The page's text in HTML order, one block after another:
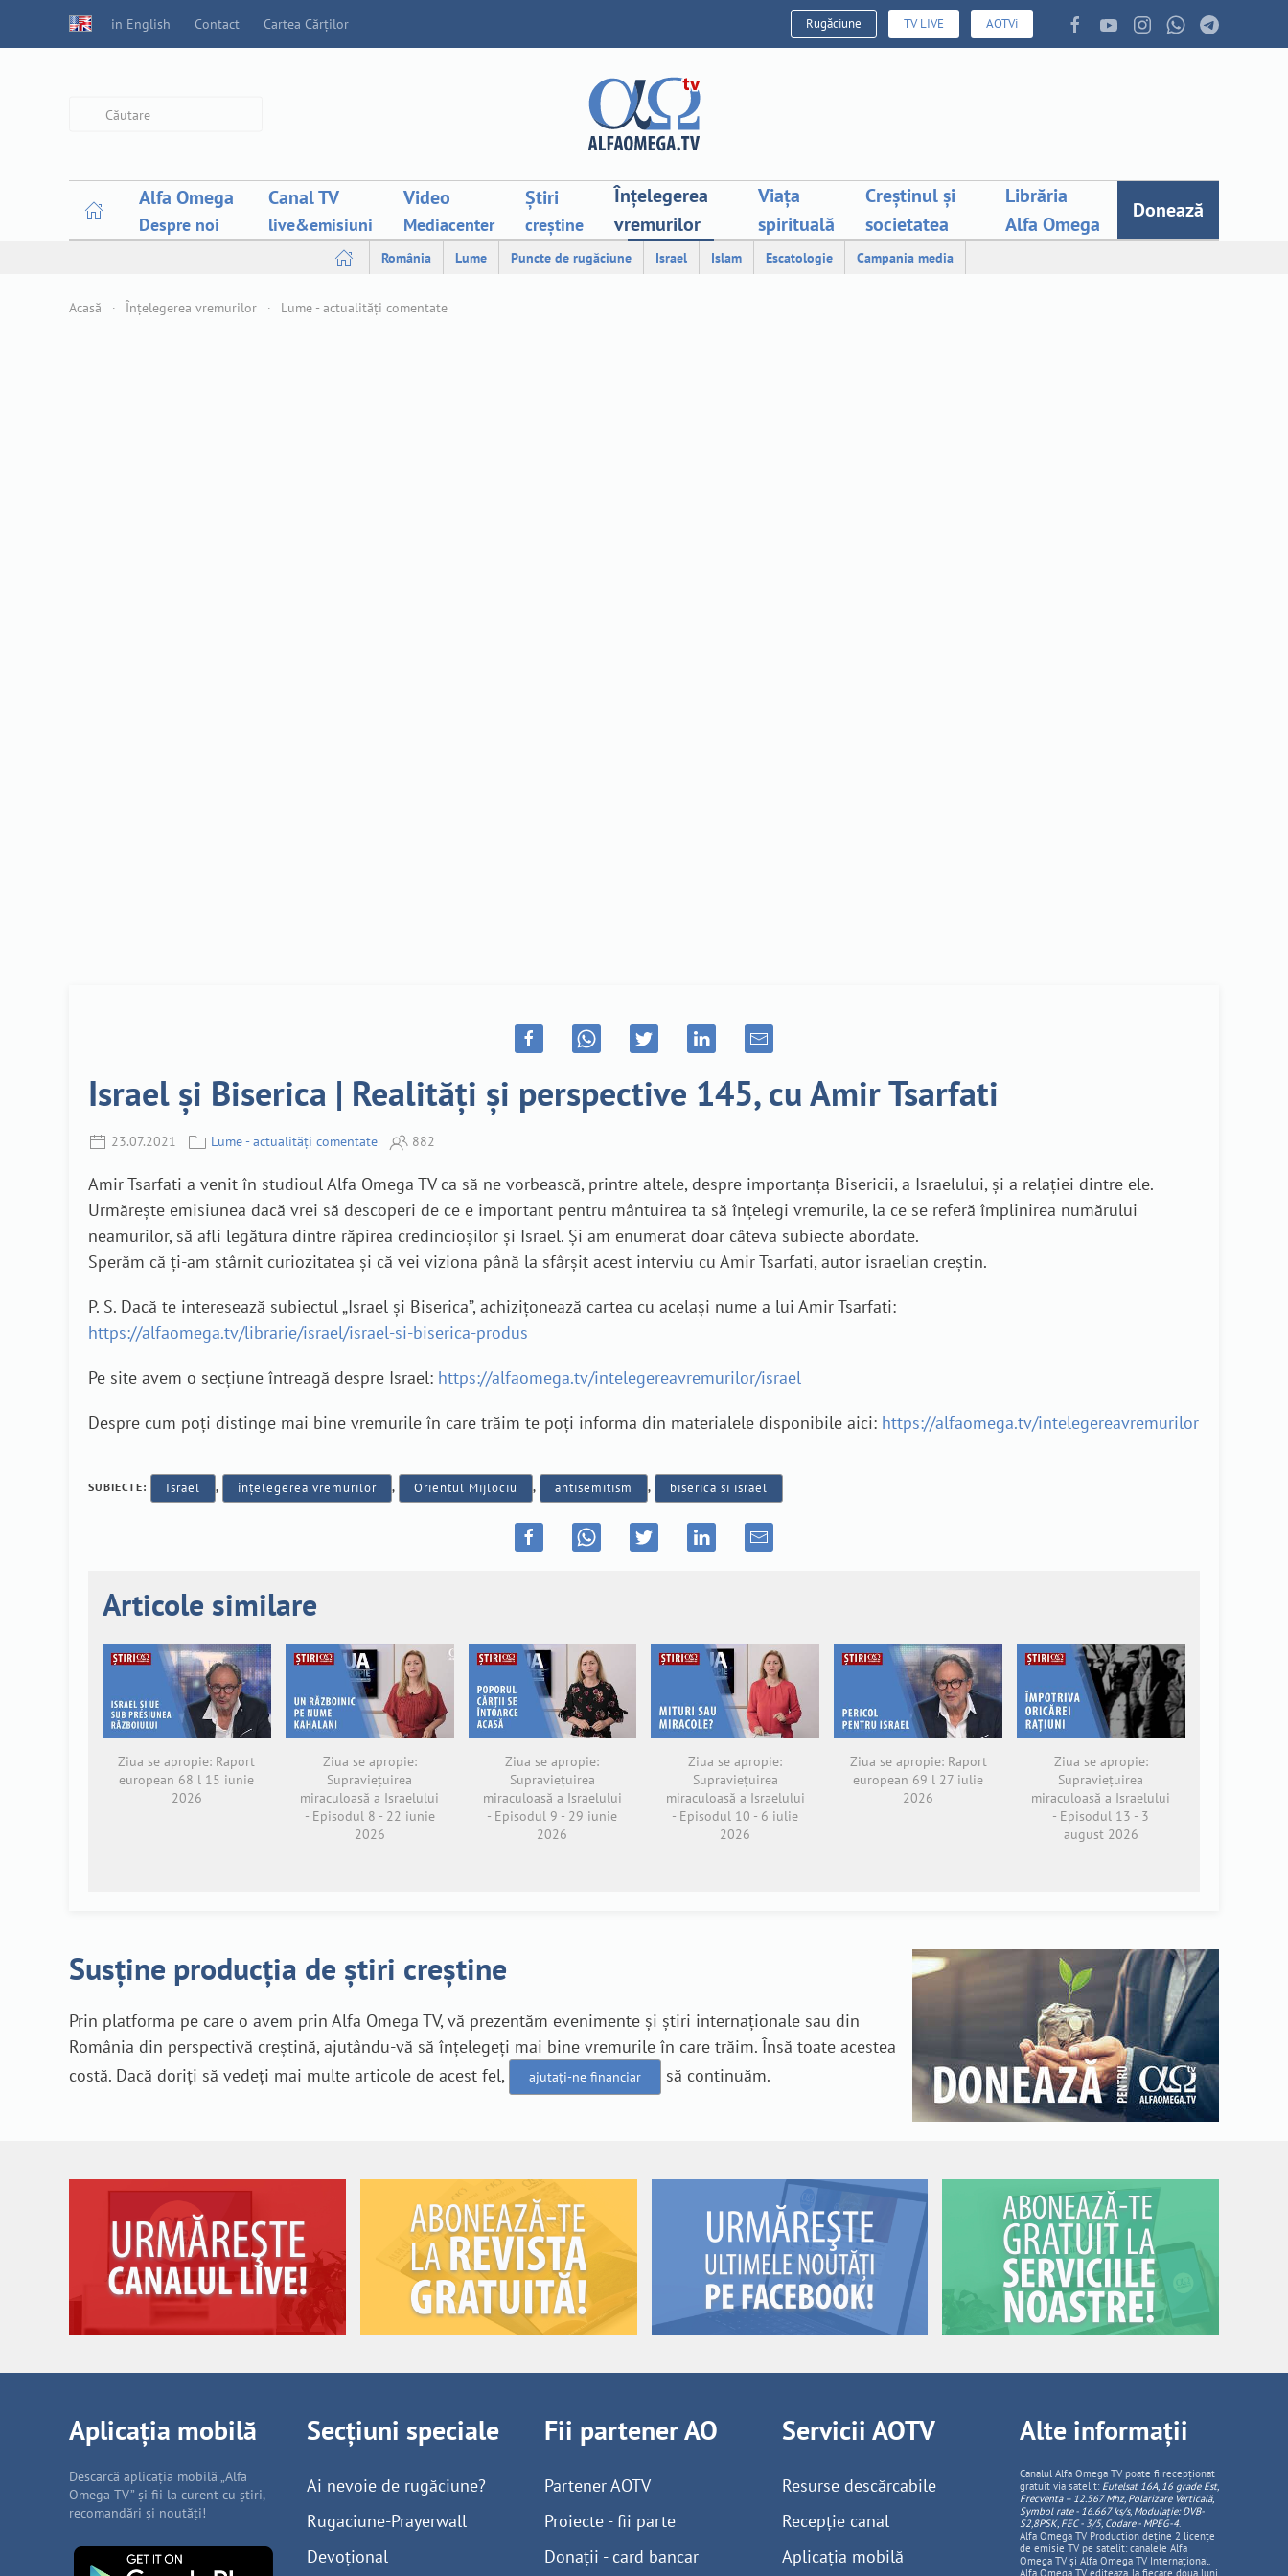
in English Contact Cartea Cărților Rugăciune TV LIVE AOTVi
Alfa Omega
Despre noi
Canal TV
live&emisiuni
Video
Mediacenter
Știri
creștine
Înțelegerea
vremurilor
Viața
spirituală
Creștinul și
societatea
Librăria
Alfa Omega
Donează
România Lume Puncte de rugăciune Israel Islam Escatologie Campania media
Acasă Înțelegerea vremurilor Lume - actualități comentate
Israel și Biserica | Realități și perspective 145, cu Amir Tsarfati
23.07.2021 Lume - actualități comentate 882
Amir Tsarfati a venit în studioul Alfa Omega TV ca să ne vorbească, printre altele, despre importanța Bisericii, a Israelului, și a relației dintre ele.
Urmărește emisiunea dacă vrei să descoperi de ce e important pentru mântuirea ta să înțelegi vremurile, la ce se referă împlinirea numărului
neamurilor, să afli legătura dintre răpirea credincioșilor și Israel. Și am enumerat doar câteva subiecte abordate.
Sperăm că ți-am stârnit curiozitatea și că vei viziona până la sfârșit acest interviu cu Amir Tsarfati, autor israelian creștin.
P. S. Dacă te interesează subiectul „Israel și Biserica”, achizițonează cartea cu același nume a lui Amir Tsarfati:
https://alfaomega.tv/librarie/israel/israel-si-biserica-produs
Pe site avem o secțiune întreagă despre Israel: https://alfaomega.tv/intelegereavremurilor/israel
Despre cum poți distinge mai bine vremurile în care trăim te poți informa din materialele disponibile aici: https://alfaomega.tv/intelegereavremurilor
SUBIECTE: Israel , înțelegerea vremurilor , Orientul Mijlociu , antisemitism , biserica si israel
Articole similare
Ziua se apropie: Raport
european 68 l 15 iunie
2026
Ziua se apropie:
Supraviețuirea
miraculoasă a Israelului
- Episodul 8 - 22 iunie
2026
Ziua se apropie:
Supraviețuirea
miraculoasă a Israelului
- Episodul 9 - 29 iunie
2026
Ziua se apropie:
Supraviețuirea
miraculoasă a Israelului
- Episodul 10 - 6 iulie
2026
Ziua se apropie: Raport
european 69 l 27 iulie
2026
Ziua se apropie:
Supraviețuirea
miraculoasă a Israelului
- Episodul 13 - 3
august 2026
Susține producția de știri creștine
Prin platforma pe care o avem prin Alfa Omega TV, vă prezentăm evenimente și știri internaționale sau din
România din perspectivă creștină, ajutându-vă să înțelegeți mai bine vremurile în care trăim. Însă toate acestea
costă. Dacă doriți să vedeți mai multe articole de acest fel,
ajutați-ne financiar să continuăm.
Aplicația mobilă
Descarcă aplicația mobilă „Alfa
Omega TV” și fii la curent cu știri,
recomandări și noutăți!
Secțiuni speciale
Ai nevoie de rugăciune?
Rugaciune-Prayerwall
Devoțional
Fii partener AO
Partener AOTV
Proiecte - fii parte
Donații - card bancar
Servicii AOTV
Resurse descărcabile
Recepție canal
Aplicația mobilă
Alte informații
Canalul Alfa Omega TV poate fi recepționat
gratuit via satelit: Eutelsat 16A, 16 grade Est,
Frecventa – 12.567 Mhz, PolarizareVerticală,
Symbol rate - 16.667 ks/s, Modulație: DVB-
S2,8PSK, FEC - 3/5, Codare - MPEG-4.
Alfa Omega TV Production deține 2 licențe
de emisie TV pe satelit: canalele Alfa
Omega TV și Alfa Omega TV Internațional.
Alfa Omega TV editeaza, la fiecare doua luni,